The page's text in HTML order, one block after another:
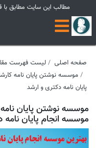
مطالب این سایت مطابق با ×
صفحه اصلی لیست فهرست
موسسه نوشتن پایان نامه
پایان نامه دکتری و ارشد
موسسه نوشتن پایان
موسسه انجام پایان نامه